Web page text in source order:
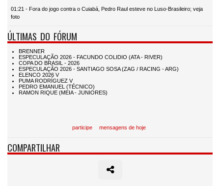
01:21 - Fora do jogo contra o Cuiabá, Pedro Raul esteve no Luso-Brasileiro; veja
foto
ÚLTIMAS DO FÓRUM
participe mensagens de hoje
COMPARTILHAR